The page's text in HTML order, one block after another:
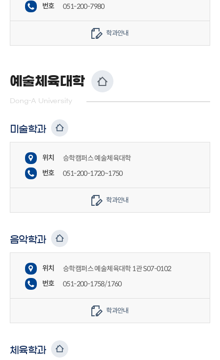
번호
051-200-7980
학과안내
예술체육대학
Dong-A University
미술학과
위치
승학캠퍼스 예술체육대학
번호
051-200-1720~1750
학과안내
음악학과
위치
승학캠퍼스 예술체육대학 1관 S07-0102
번호
051-200-1758/1760
학과안내
체육학과